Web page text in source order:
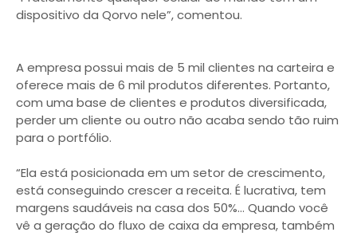
dispositivo da Qorvo nele”, comentou.
A empresa possui mais de 5 mil clientes na carteira e
oferece mais de 6 mil produtos diferentes. Portanto,
com uma base de clientes e produtos diversificada,
perder um cliente ou outro não acaba sendo tão ruim
para o portfólio.
“Ela está posicionada em um setor de crescimento,
está conseguindo crescer a receita. É lucrativa, tem
margens saudáveis na casa dos 50%… Quando você
vê a geração do fluxo de caixa da empresa, também